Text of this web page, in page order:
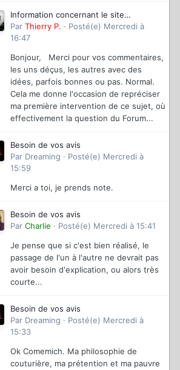
Information concernant le site
magazinevideo
Par Thierry P. · Posté(e) Mercredi à
16:47
Bonjour, Merci pour vos commentaires,
les uns déçus, les autres avec des
idées, parfois bonnes ou pas. Normal.
Cela me donne l'occasion de repréciser
ma première intervention de ce sujet, où
effectivement la question du Forum...
Besoin de vos avis
Par Dreaming · Posté(e) Mercredi à
15:59
Merci a toi, je prends note.
Besoin de vos avis
Par Charlie · Posté(e) Mercredi à 15:41
Je pense que si c'est bien réalisé, le
passage de l'un à l'autre ne devrait pas
avoir besoin d'explication, ou alors très
courte...
Besoin de vos avis
Par Dreaming · Posté(e) Mercredi à
15:33
Ok Comemich. Ma philosophie de
couturière, ma prétention et ma pauvre